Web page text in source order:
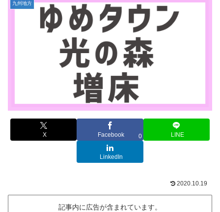
九州地方
X Facebook 0 LINE
LinkedIn
2020.10.19
記事内に広告が含まれています。